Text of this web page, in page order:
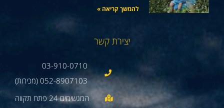
להמשך קריאה »
יצירת קשר
03-910-0710
052-8907103 (מכירות)